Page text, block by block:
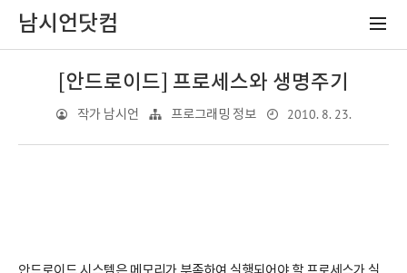
남시언닷컴
[안드로이드] 프로세스와 생명주기
작가 남시언 프로그래밍 정보 2010. 8. 23.